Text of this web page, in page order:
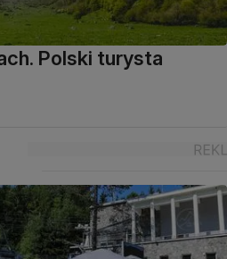
Polski turysta